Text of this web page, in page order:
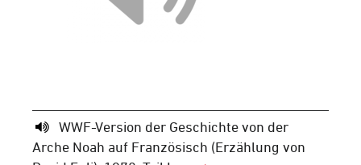
WWF-Version der Geschichte von der
Arche Noah auf Französisch (Erzählung von